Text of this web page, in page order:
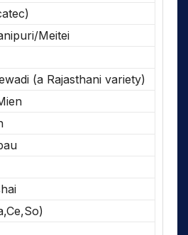
Meitei
(a Rajasthani variety)